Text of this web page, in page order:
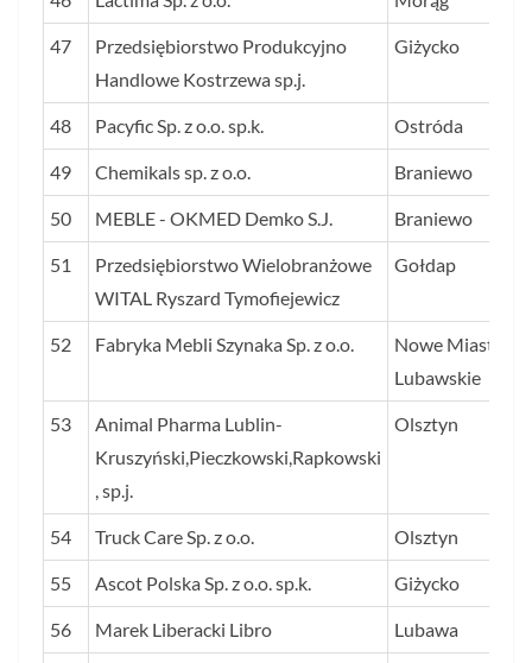
47
Przedsiębiorstwo Produkcyjno
Handlowe Kostrzewa sp.j.
Giżycko
48 Pacyfic Sp. z o.o. sp.k. Ostróda
49 Chemikals sp. z o.o. Braniewo
50 MEBLE - OKMED Demko S.J. Braniewo
51
Przedsiębiorstwo Wielobranżowe
WITAL Ryszard Tymofiejewicz
Gołdap
52 Fabryka Mebli Szynaka Sp. z o.o.
Nowe Miasto
Lubawskie
53
Animal Pharma Lublin-
Kruszyński,Pieczkowski,Rapkowski
, sp.j.
Olsztyn
54 Truck Care Sp. z o.o. Olsztyn
55 Ascot Polska Sp. z o.o. sp.k. Giżycko
56 Marek Liberacki Libro Lubawa